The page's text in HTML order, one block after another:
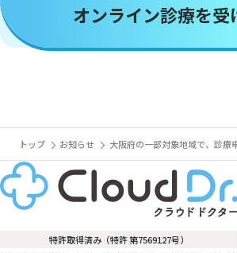
オンライン診療を受
トップ お知らせ 大阪府の一部対象地域で、診療
特許取得済み（特許 第7569127号）